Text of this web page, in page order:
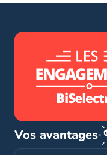
Vos avantages